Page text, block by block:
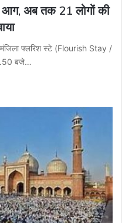
आग, अब तक 21 लोगों की
मंजिला फ्लरिश स्टे (Flourish Stay /
बजे…